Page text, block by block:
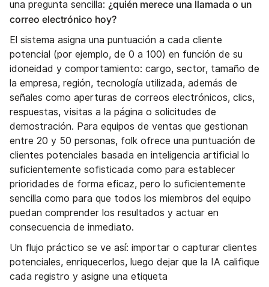
una pregunta sencilla: ¿quién merece una llamada o un
correo electrónico hoy?
El sistema asigna una puntuación a cada cliente
potencial (por ejemplo, de 0 a 100) en función de su
idoneidad y comportamiento: cargo, sector, tamaño de
la empresa, región, tecnología utilizada, además de
señales como aperturas de correos electrónicos, clics,
respuestas, visitas a la página o solicitudes de
demostración. Para equipos de ventas que gestionan
entre 20 y 50 personas, folk ofrece una puntuación de
clientes potenciales basada en inteligencia artificial lo
suficientemente sofisticada como para establecer
prioridades de forma eficaz, pero lo suficientemente
sencilla como para que todos los miembros del equipo
puedan comprender los resultados y actuar en
consecuencia de inmediato.
Un flujo práctico se ve así: importar o capturar clientes
potenciales, enriquecerlos, luego dejar que la IA califique
cada registro y asigne una etiqueta